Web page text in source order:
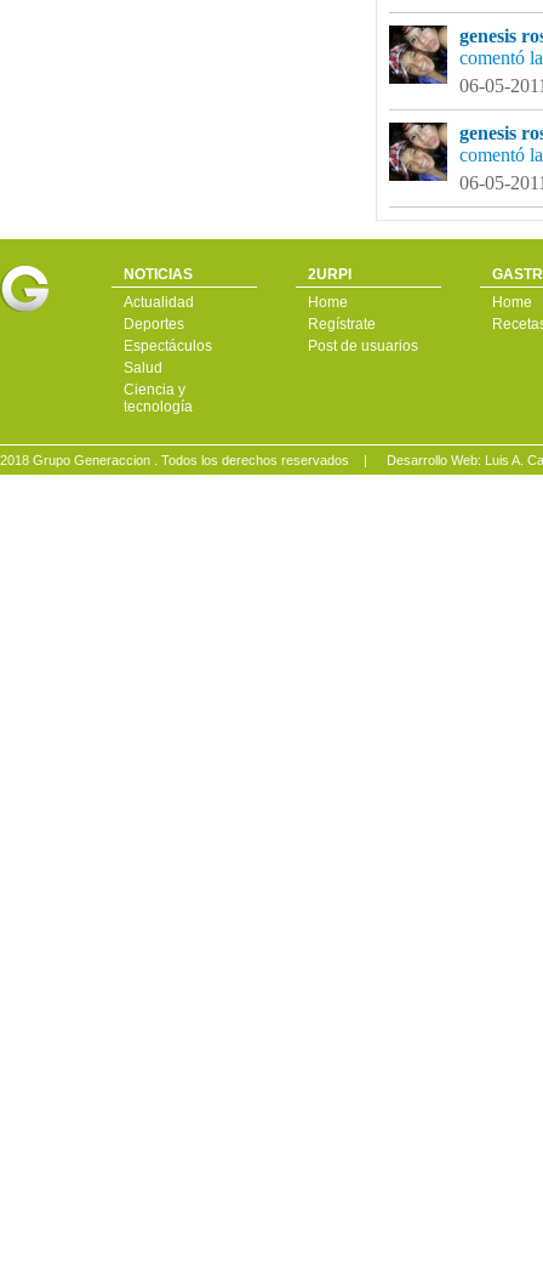
genesis
comentó
06-05-
genesis
comentó
06-05-
NOTICIAS
Actualidad
Deportes
Espectáculos
Salud
Ciencia y
tecnología
2URPI
Home
Regístrate
Post de usuarios
Home
2018 Grupo Generaccion . Todos los derechos reservados | Desarrollo Web: Luis